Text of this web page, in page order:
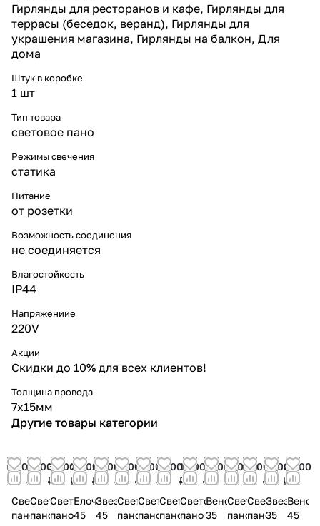
Гирлянды для ресторанов и кафе, Гирлянды для
террасы (беседок, веранд), Гирлянды для
украшения магазина, Гирлянды на балкон, Для
дома
Штук в коробке
1 шт
Тип товара
световое пано
Режимы свечения
статика
Питание
от розетки
Возможность соединения
не соединяется
Влагостойкость
IP44
Напряжениие
220V
Акции
Скидки до 10% для всех клиентов!
Толщина провода
7х15мм
Другие товары категории
1 300
₽
Световое
пано
2 700
₽
Световое
пано
3 000
₽
Световое
пано
2 400
₽
Елочка
45
2 400
₽
Звезда
45
2 700
₽
Световое
пано
2 700
₽
Световое
пано
1 300
₽
Световое
пано
1 200
₽
Световое
пано
1 600
₽
Венок
35
2 700
₽
Световое
пано
1 300
₽
Световое
пано
1 600
₽
Звезда
35
2 400
₽
Венок
45